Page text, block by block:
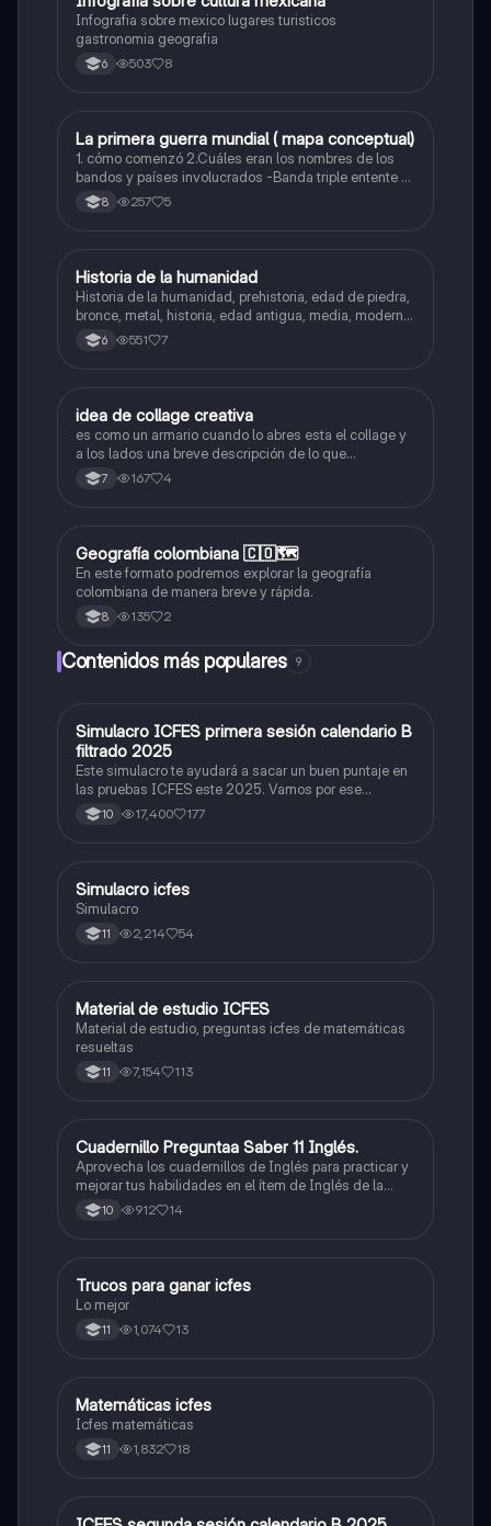
Infografia sobre mexico lugares turisticos
gastronomia geografia
6 503 8
Sociales/Historia
La primera guerra mundial ( mapa conceptual)
1. cómo comenzó 2.Cuáles eran los nombres de los
bandos y países involucrados -Banda triple entente -
Banda potencia centrales 3.Dónde se liberó la guerra
4.Cuándo y Por qué terminó 5.Causas
8 257 5
Sociales/Historia
Historia de la humanidad
Historia de la humanidad, prehistoria, edad de piedra,
bronce, metal, historia, edad antigua, media, moderna
y contemporánea.
6 551 7
Sociales/Historia
idea de collage creativa
es como un armario cuando lo abres esta el collage y
a los lados una breve descripción de lo que
representa
7 167 4
Geografía
Geografía colombiana 🇨🇴🗺️
En este formato podremos explorar la geografía
colombiana de manera breve y rápida.
8 135 2
Contenidos más populares 9
ICFES: Matemáticas
Simulacro ICFES primera sesión calendario B
filtrado 2025
Este simulacro te ayudará a sacar un buen puntaje en
las pruebas ICFES este 2025. Vamos por ese
500/500. Y poder ser admitido en la universidad que
quieras, estudiar la carrera que quieres y no la que te
10 17,400 177
ICFES: Lectura Crítica
Simulacro icfes
Simulacro
11 2,214 54
ICFES: Matemáticas
Material de estudio ICFES
Material de estudio, preguntas icfes de matemáticas
resueltas
11 7,154 113
ICFES: Inglés
Cuadernillo Preguntaa Saber 11 Inglés.
Aprovecha los cuadernillos de Inglés para practicar y
mejorar tus habilidades en el ítem de Inglés de la
Prueba Saber 11. 🫡
10 912 14
Química
Trucos para ganar icfes
Lo mejor
11 1,074 13
ICFES: Matemáticas
Matemáticas icfes
Icfes matemáticas
11 1,832 18